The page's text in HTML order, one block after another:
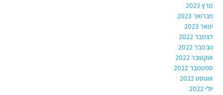
מרץ 2023
פברואר 2023
ינואר 2023
דצמבר 2022
נובמבר 2022
אוקטובר 2022
ספטמבר 2022
אוגוסט 2022
יולי 2022